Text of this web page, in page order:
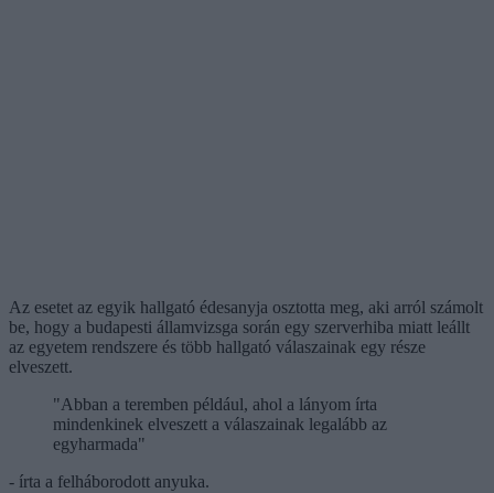
Az esetet az egyik hallgató édesanyja osztotta meg, aki arról számolt
be, hogy a budapesti államvizsga során egy szerverhiba miatt leállt
az egyetem rendszere és több hallgató válaszainak egy része
elveszett.
"Abban a teremben például, ahol a lányom írta
mindenkinek elveszett a válaszainak legalább az
egyharmada"
- írta a felháborodott anyuka.